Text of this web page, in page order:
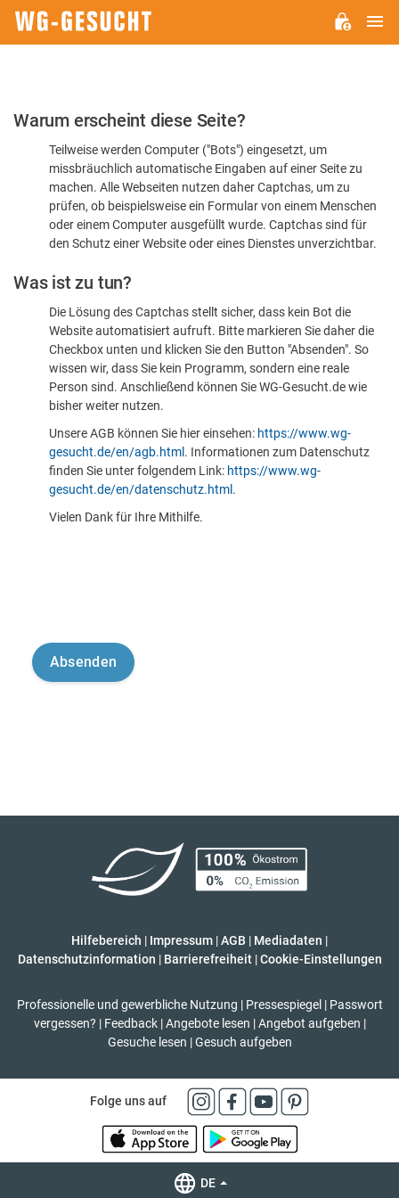
Bitte
dass
sind
Warum erscheint diese Seite?
Teilweise werden Computer ("Bots") eingesetzt, um
missbräuchlich automatische Eingaben auf einer Seite zu
machen. Alle Webseiten nutzen daher Captchas, um zu
prüfen, ob beispielsweise ein Formular von einem Menschen
oder einem Computer ausgefüllt wurde. Captchas sind für
den Schutz einer Website oder eines Dienstes unverzichtbar.
Was ist zu tun?
Die Lösung des Captchas stellt sicher, dass kein Bot die
Website automatisiert aufruft. Bitte markieren Sie daher die
Checkbox unten und klicken Sie den Button "Absenden". So
wissen wir, dass Sie kein Programm, sondern eine reale
Person sind. Anschließend können Sie WG-Gesucht.de wie
bisher weiter nutzen.
Unsere AGB können Sie hier einsehen: https://www.wg-
gesucht.de/en/agb.html . Informationen zum Datenschutz
finden Sie unter folgendem Link: https://www.wg-
gesucht.de/en/datenschutz.html .
Vielen Dank für Ihre Mithilfe.
Hilfebereich | Impressum |AGB | Mediadaten |
Datenschutzinformation | Barrierefreiheit | Cookie-Einstellungen
Professionelle und gewerbliche Nutzung | Pressespiegel | Passwort
vergessen? | Feedback | Angebote lesen | Angebot aufgeben |
Gesuche lesen | Gesuch aufgeben
Folge uns auf
DE